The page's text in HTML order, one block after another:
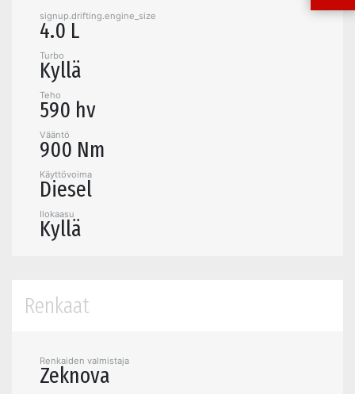
signup.drifting.engine_size
4.0 L
Turbo
Kyllä
Teho
590 hv
Vääntö
900 Nm
Käyttövoima
Diesel
Ilokaasu
Kyllä
Renkaat
Renkaiden valmistaja
Zeknova